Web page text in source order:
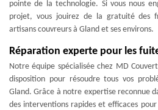
pointe de la technologie. Si vous nous
projet, vous jouirez de la gratuité des
artisans couvreurs à Gland et ses environs.
Réparation experte pour les
Notre équipe spécialisée chez MD
disposition pour résoudre tous vos
Gland. Grâce à notre expertise reconnue
des interventions rapides et efficaces